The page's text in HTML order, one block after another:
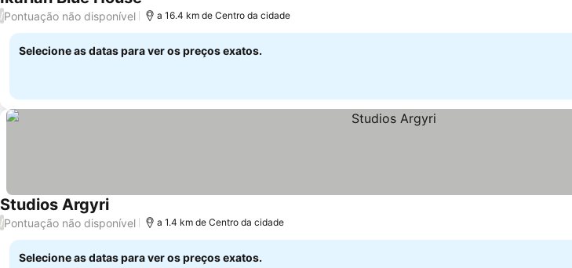
/Pontuação não disponível a 16.4 km de Centro da cidade
Selecione as datas para ver os preços exatos.
Studios Argyri
/Pontuação não disponível a 1.4 km de Centro da cidade
Selecione as datas para ver os preços exatos.